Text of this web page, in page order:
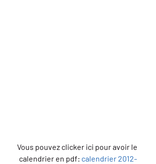
Vous pouvez clicker ici pour avoir le
calendrier en pdf: calendrier 2012-